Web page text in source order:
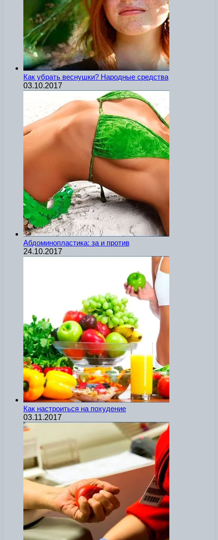
Как убрать веснушки? Народные средства
03.10.2017
Абдоминопластика: за и против
24.10.2017
Как настроиться на похудение
03.11.2017